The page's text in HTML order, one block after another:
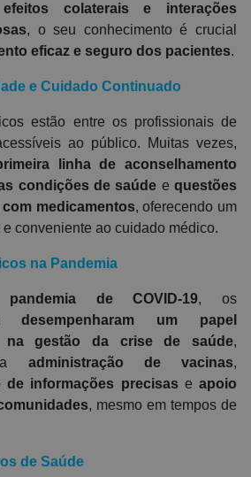
colaterais e interações
, o seu conhecimento é crucial
eficaz e seguro dos pacientes.
e Cuidado Continuado
estão entre os profissionais de
ao público. Muitas vezes,
linha de aconselhamento
condições de saúde equestões
medicamentos, oferecendo um
conveniente ao cuidado médico.
na Pandemia
pandemia de COVID-19, os
desempenharam um papel
na gestão da crise de saúde,
administração de vacinas,
de informações precisaseapoio
, mesmo em tempos de
de Saúde